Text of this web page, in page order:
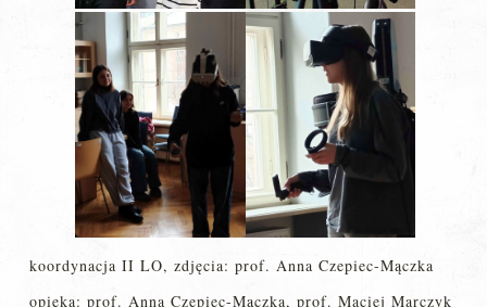
koordynacja II LO, zdjęcia: prof. Anna Czepiec-Mączka
opieka: prof. Anna Czepiec-Mączka, prof. Maciej Marczyk